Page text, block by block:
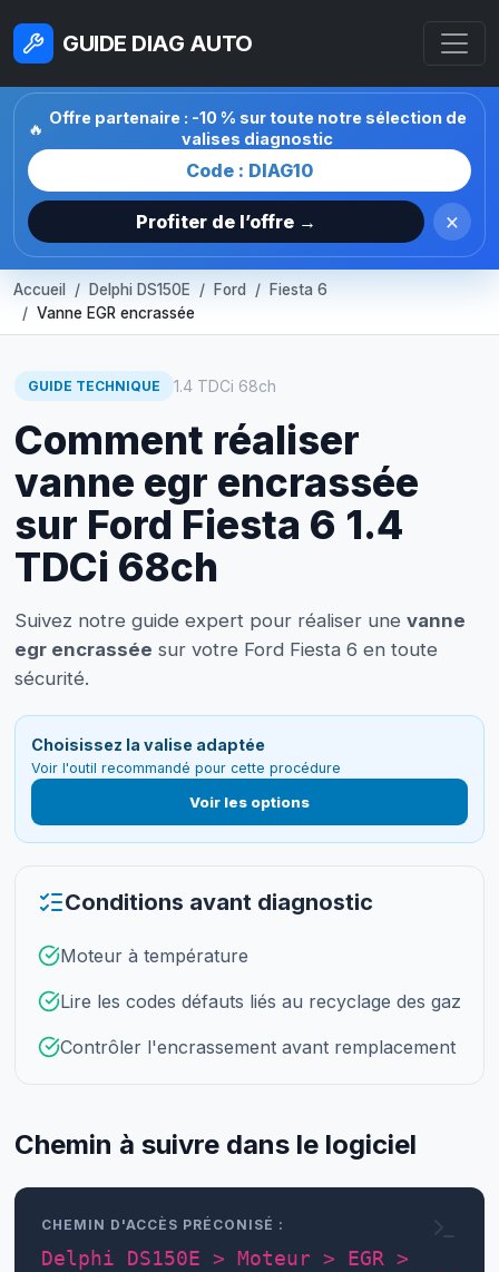
GUIDE DIAG AUTO
🔥
Offre partenaire : -10 % sur toute notre sélection de
valises diagnostic
Code : DIAG10
Profiter de l’offre → ×
Accueil Delphi DS150E Ford
Fiesta 6
Vanne EGR encrassée
GUIDE TECHNIQUE 1.4 TDCi 68ch
Comment réaliser
vanne egr encrassée
sur Ford Fiesta 6 1.4
TDCi 68ch
Suivez notre guide expert pour réaliser une vanne
egr encrassée sur votre Ford Fiesta 6 en toute
sécurité.
Choisissez la valise adaptée
Voir l'outil recommandé pour cette procédure
Voir les options
Conditions avant diagnostic
Moteur à température
Lire les codes défauts liés au recyclage des gaz
Contrôler l'encrassement avant remplacement
Chemin à suivre dans le logiciel
CHEMIN D'ACCÈS PRÉCONISÉ :
Delphi DS150E > Moteur > EGR >